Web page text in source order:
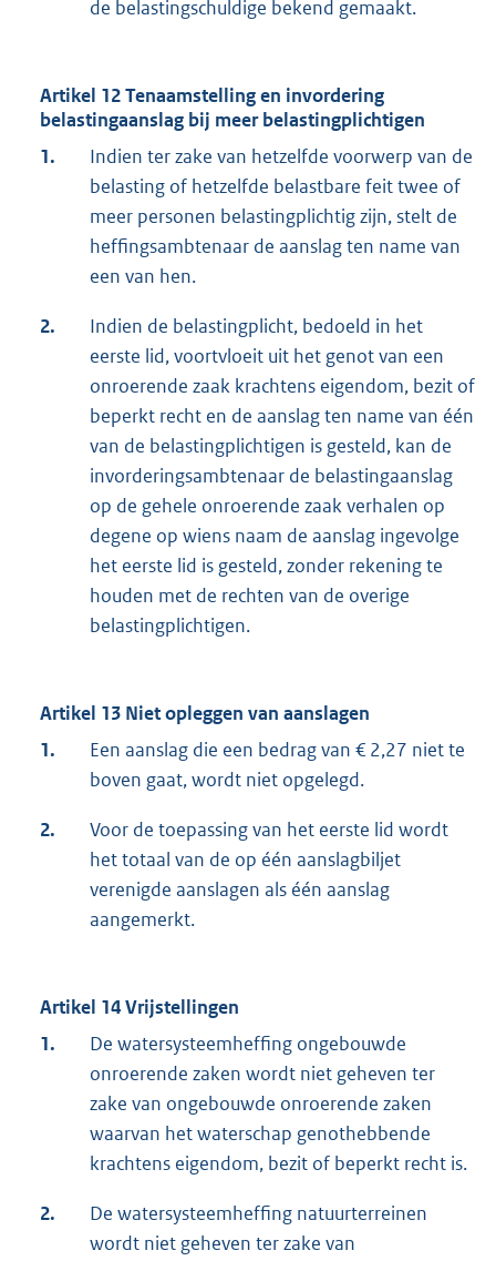
de belastingschuldige bekend gemaakt.
Artikel 12 Tenaamstelling en invordering
belastingaanslag bij meer belastingplichtigen
1.
Indien ter zake van hetzelfde voorwerp van de
belasting of hetzelfde belastbare feit twee of
meer personen belastingplichtig zijn, stelt de
heffingsambtenaar de aanslag ten name van
een van hen.
2.
Indien de belastingplicht, bedoeld in het
eerste lid, voortvloeit uit het genot van een
onroerende zaak krachtens eigendom, bezit of
beperkt recht en de aanslag ten name van één
van de belastingplichtigen is gesteld, kan de
invorderingsambtenaar de belastingaanslag
op de gehele onroerende zaak verhalen op
degene op wiens naam de aanslag ingevolge
het eerste lid is gesteld, zonder rekening te
houden met de rechten van de overige
belastingplichtigen.
Artikel 13 Niet opleggen van aanslagen
1.
Een aanslag die een bedrag van € 2,27 niet te
boven gaat, wordt niet opgelegd.
2.
Voor de toepassing van het eerste lid wordt
het totaal van de op één aanslagbiljet
verenigde aanslagen als één aanslag
aangemerkt.
Artikel 14 Vrijstellingen
1.
De watersysteemheffing ongebouwde
onroerende zaken wordt niet geheven ter
zake van ongebouwde onroerende zaken
waarvan het waterschap genothebbende
krachtens eigendom, bezit of beperkt recht is.
2.
De watersysteemheffing natuurterreinen
wordt niet geheven ter zake van